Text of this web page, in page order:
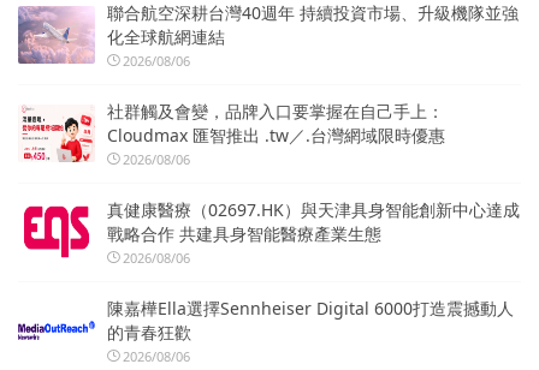
聯合航空深耕台灣40週年 持續投資市場、升級機隊並強
化全球航網連結
2026/08/06
社群觸及會變，品牌入口要掌握在自己手上：
Cloudmax 匯智推出 .tw／.台灣網域限時優惠
2026/08/06
真健康醫療（02697.HK）與天津具身智能創新中心達成
戰略合作 共建具身智能醫療產業生態
2026/08/06
陳嘉樺Ella選擇Sennheiser Digital 6000打造震撼動人
的青春狂歡
2026/08/06